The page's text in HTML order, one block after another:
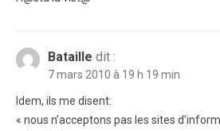
Bataille dit :
7 mars 2010 à 19 h 19 min
Idem, ils me disent:
« nous n’acceptons pas les sites